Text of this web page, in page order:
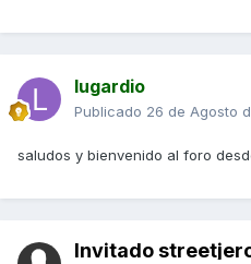
lugardio
Publicado 26 de Agosto
saludos y bienvenido al foro
Invitado